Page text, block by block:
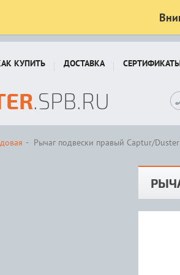
КУПИТЬ ДОСТАВКА
.SPB.RU
Рычаг подвески правый Captur/